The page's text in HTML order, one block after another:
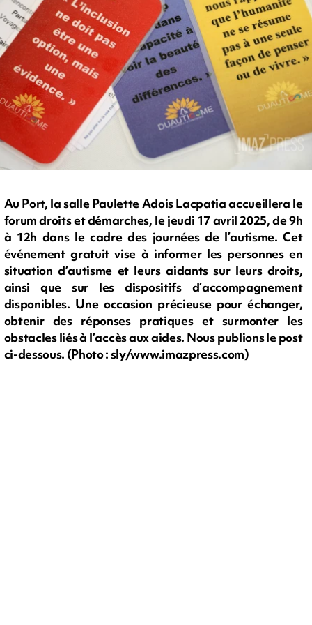
Au Port, la salle Paulette Adois Lacpatia accueillera le
forum droits et démarches, le jeudi 17 avril 2025, de 9h
à 12h dans le cadre des journées de l’autisme. Cet
événement gratuit vise à informer les personnes en
situation d’autisme et leurs aidants sur leurs droits,
ainsi que sur les dispositifs d’accompagnement
disponibles. Une occasion précieuse pour échanger,
obtenir des réponses pratiques et surmonter les
obstacles liés à l’accès aux aides. Nous publions le post
ci-dessous. (Photo : sly/www.imazpress.com)